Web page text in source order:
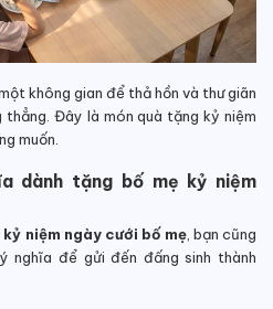
không gian để thả hồn và thư giãn
thẳng. Đây là món quà tặng kỷ niệm
muốn.
dành tặng bố mẹ kỷ niệm
niệm ngày cưới bố mẹ, bạn cũng
nghĩa để gửi đến đấng sinh thành